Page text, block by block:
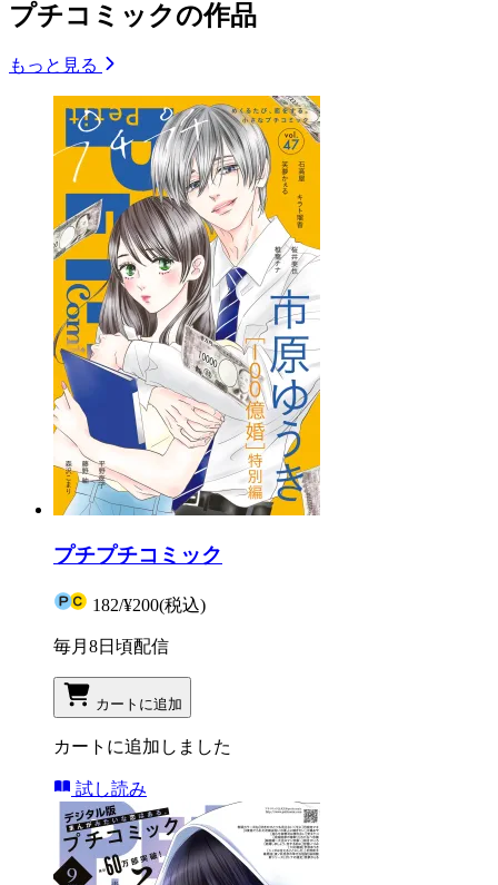
プチコミックの作品
もっと見る
プチプチコミック
182/¥200(税込)
毎月8日頃配信
カートに追加
カートに追加しました
試し読み